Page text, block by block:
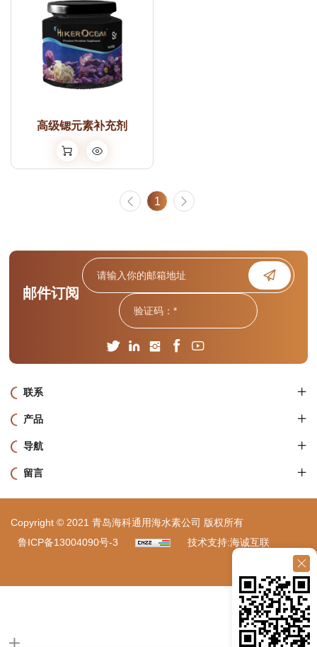
高级锶元素补充剂
1
邮件订阅
联系
产品
导航
留言
Copyright © 2021 青岛海科通用海水素公司 版权所有
鲁ICP备13004090号-3
技术支持:海诚互联
站点地图